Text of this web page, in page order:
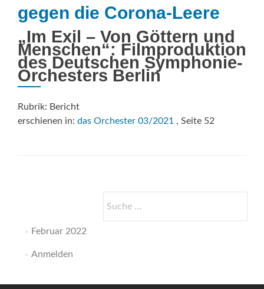
gegen die Corona-Leere
„Im Exil – Von Göttern und
Menschen“: Filmproduktion
des Deutschen Symphonie-
Orchesters Berlin
Rubrik: Bericht
erschienen in: das Orchester 03/2021 , Seite 52
nach:
Februar 2022
Anmelden